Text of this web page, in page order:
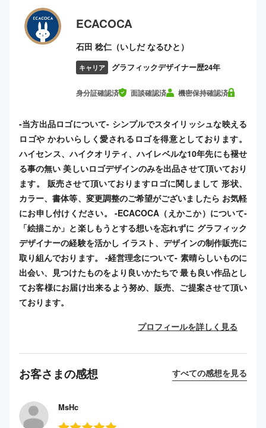
ECACOCA
石田 稔仁（いしだ なるひと）
キャリア グラフィックデザイナー歴24年
身分証確認済 面談確認済 機密保持確認済
-当方出品ロゴについて- シンプルでスタイリッシュな映える
ロゴや かわいらしく愛されるロゴを得意としております。
ハイセンス、ハイクオリティ、ハイレベルな10年先にも褪せ
る事の無い 美しいロゴデザインのみを出品させて頂いており
ます。 販売させて頂いておりますロゴに関しまして 形状、
カラー、書体等、変更調整のご希望がございましたら お気軽
にお申し付けください。 -ECACOCA（えかこか）について-
「絵描こか」と楽しもうとする想いを忘れずに グラフィック
デザイナーの経験を活かし イラスト、デザインの制作販売に
取り組んでおります。 -経営理念について- 素晴らしいものに
出会い、見つけたものをより良いかたちで 最も良い作品とし
てお客様にお届け出来るよう努め、販売、ご提案させて頂い
ております。
プロフィールを詳しく見る
お客さまの感想 すべての感想を見る
MsHc